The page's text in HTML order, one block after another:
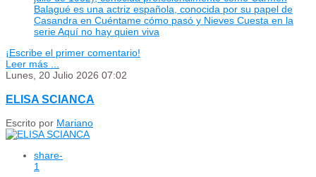
Balagué es una actriz española, conocida por su papel de
Casandra en Cuéntame cómo pasó y Nieves Cuesta en la
serie Aquí no hay quien viva
¡Escribe el primer comentario!
Leer más ...
Lunes, 20 Julio 2026 07:02
ELISA SCIANCA
Escrito por Mariano
share-
1